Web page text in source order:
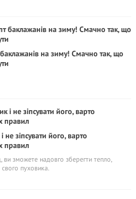
на зиму! Смачно так, що
зіпсувати його, варто
правил
зможете надовго зберегти тепло,
пуховика.